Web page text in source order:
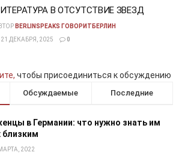
В ОТСУТСТВИЕ ЗВЕЗД
BERLINSPEAKS ГОВОРИТБЕРЛИН
21 ДЕКАБРЯ, 2025
0
чтобы присоединиться к обсуждению
Обсуждаемые Последние
в Германии: что нужно знать им
близким
2022